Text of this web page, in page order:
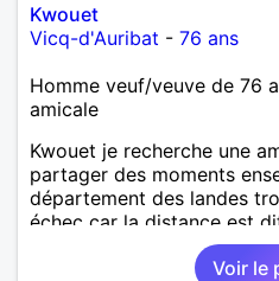
Kwouet
Vicq-d'Auribat - 76 ans
Homme veuf/veuve de 76
amicale
Kwouet je recherche une
partager des moments
département des landes
échec car la distance est
remercie par avance bonne
Voir le